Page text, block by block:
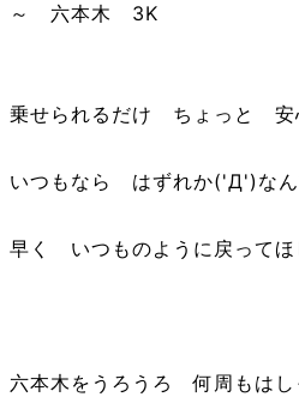
～ 六本木 3K
乗せられるだけ ちょっと 安
いつもなら はずれか('Д')なん
早く いつものように戻ってほ
六本木をうろうろ 何周もはし